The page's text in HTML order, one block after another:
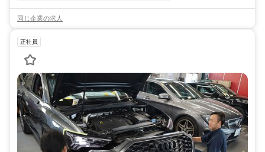
同じ企業の求人
正社員